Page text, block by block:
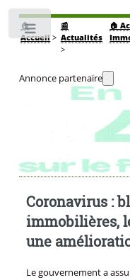
🏠
Accueil>
📰
Actualités
>
🏠
Annonce partenaire
Coronavirus :
immobilières,
une
Le gouvernement a
Toggle